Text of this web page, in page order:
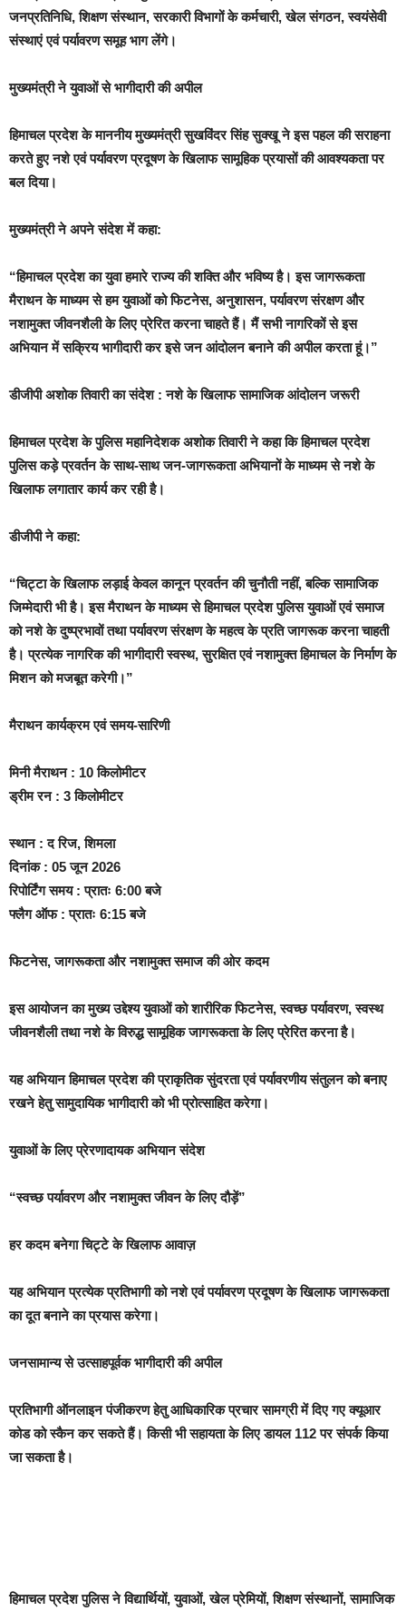
जनप्रतिनिधि, शिक्षण संस्थान, सरकारी विभागों के कर्मचारी, खेल संगठन, स्वयंसेवी
संस्थाएं एवं पर्यावरण समूह भाग लेंगे।
मुख्यमंत्री ने युवाओं से भागीदारी की अपील
हिमाचल प्रदेश के माननीय मुख्यमंत्री सुखविंदर सिंह सुक्खू ने इस पहल की सराहना
करते हुए नशे एवं पर्यावरण प्रदूषण के खिलाफ सामूहिक प्रयासों की आवश्यकता पर
बल दिया।
मुख्यमंत्री ने अपने संदेश में कहा:
“हिमाचल प्रदेश का युवा हमारे राज्य की शक्ति और भविष्य है। इस जागरूकता
मैराथन के माध्यम से हम युवाओं को फिटनेस, अनुशासन, पर्यावरण संरक्षण और
नशामुक्त जीवनशैली के लिए प्रेरित करना चाहते हैं। मैं सभी नागरिकों से इस
अभियान में सक्रिय भागीदारी कर इसे जन आंदोलन बनाने की अपील करता हूं।”
डीजीपी अशोक तिवारी का संदेश : नशे के खिलाफ सामाजिक आंदोलन जरूरी
हिमाचल प्रदेश के पुलिस महानिदेशक अशोक तिवारी ने कहा कि हिमाचल प्रदेश
पुलिस कड़े प्रवर्तन के साथ-साथ जन-जागरूकता अभियानों के माध्यम से नशे के
खिलाफ लगातार कार्य कर रही है।
डीजीपी ने कहा:
“चिट्टा के खिलाफ लड़ाई केवल कानून प्रवर्तन की चुनौती नहीं, बल्कि सामाजिक
जिम्मेदारी भी है। इस मैराथन के माध्यम से हिमाचल प्रदेश पुलिस युवाओं एवं समाज
को नशे के दुष्प्रभावों तथा पर्यावरण संरक्षण के महत्व के प्रति जागरूक करना चाहती
है। प्रत्येक नागरिक की भागीदारी स्वस्थ, सुरक्षित एवं नशामुक्त हिमाचल के निर्माण के
मिशन को मजबूत करेगी।”
मैराथन कार्यक्रम एवं समय-सारिणी
मिनी मैराथन : 10 किलोमीटर
ड्रीम रन : 3 किलोमीटर
स्थान : द रिज, शिमला
दिनांक : 05 जून 2026
रिपोर्टिंग समय : प्रातः 6:00 बजे
फ्लैग ऑफ : प्रातः 6:15 बजे
फिटनेस, जागरूकता और नशामुक्त समाज की ओर कदम
इस आयोजन का मुख्य उद्देश्य युवाओं को शारीरिक फिटनेस, स्वच्छ पर्यावरण, स्वस्थ
जीवनशैली तथा नशे के विरुद्ध सामूहिक जागरूकता के लिए प्रेरित करना है।
यह अभियान हिमाचल प्रदेश की प्राकृतिक सुंदरता एवं पर्यावरणीय संतुलन को बनाए
रखने हेतु सामुदायिक भागीदारी को भी प्रोत्साहित करेगा।
युवाओं के लिए प्रेरणादायक अभियान संदेश
“स्वच्छ पर्यावरण और नशामुक्त जीवन के लिए दौड़ें”
हर कदम बनेगा चिट्टे के खिलाफ आवाज़
यह अभियान प्रत्येक प्रतिभागी को नशे एवं पर्यावरण प्रदूषण के खिलाफ जागरूकता
का दूत बनाने का प्रयास करेगा।
जनसामान्य से उत्साहपूर्वक भागीदारी की अपील
प्रतिभागी ऑनलाइन पंजीकरण हेतु आधिकारिक प्रचार सामग्री में दिए गए क्यूआर
कोड को स्कैन कर सकते हैं। किसी भी सहायता के लिए डायल 112 पर संपर्क किया
जा सकता है।
हिमाचल प्रदेश पुलिस ने विद्यार्थियों, युवाओं, खेल प्रेमियों, शिक्षण संस्थानों, सामाजिक